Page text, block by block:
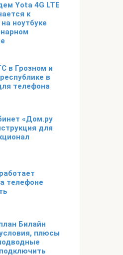
Yota 4G LTE
к
ноутбуке
в Грозном и
в
телефона
«Дом.ру
для
телефоне
Билайн
плюсы